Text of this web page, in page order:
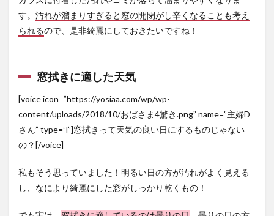
まと
め
す。 汚れが溜まりすぎると窓の開閉がし辛くなることも考え
られるので、是非綺麗にしておきたいですね！
窓拭きに適した天気
[voice icon=”https://yosiaa.com/wp/wp-
content/uploads/2018/10/おばさま4驚き.png” name=”主婦D
さん” type=”l”]窓拭きって天気の良い日にするものじゃない
の？[/voice]
私もそう思っていました！明るい日の方が汚れがよく見える
し、なにより綺麗にした窓がしっかり乾くもの！